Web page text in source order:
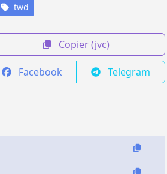
twd
Copier (jvc)
Facebook Telegram